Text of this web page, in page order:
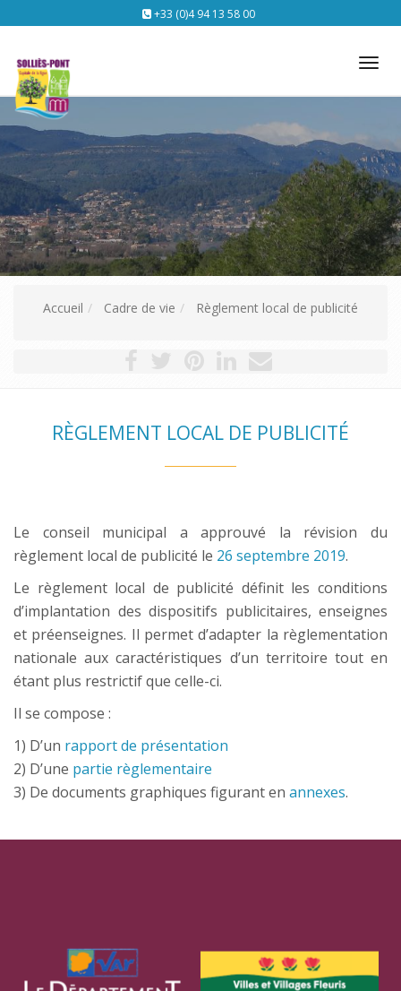
+33 (0)4 94 13 58 00
Accueil Cadre de vie Règlement local de publicité
RÈGLEMENT LOCAL DE PUBLICITÉ
Le conseil municipal a approuvé la révision du
règlement local de publicité le 26 septembre 2019.
Le règlement local de publicité définit les conditions
d’implantation des dispositifs publicitaires, enseignes
et préenseignes. Il permet d’adapter la règlementation
nationale aux caractéristiques d’un territoire tout en
étant plus restrictif que celle-ci.
Il se compose :
1) D’un rapport de présentation
2) D’une partie règlementaire
3) De documents graphiques figurant en annexes.